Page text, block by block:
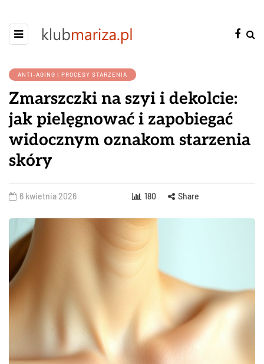
ANTI-AGING I PROCESY STARZENIA
Zmarszczki na szyi i dekolcie:
jak pielęgnować i zapobiegać
widocznym oznakom starzenia
skóry
6 kwietnia 2026 180 Share